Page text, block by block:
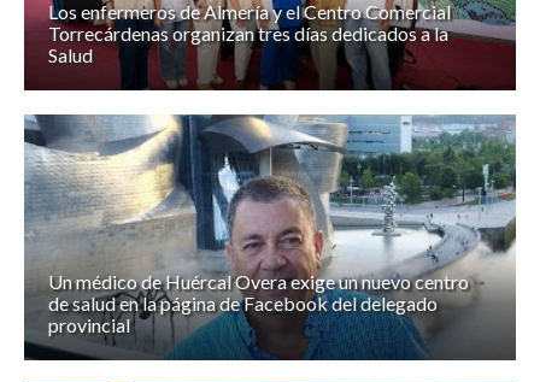
Los enfermeros de Almería y el Centro Comercial
Torrecárdenas organizan tres días dedicados a la
Salud
Un médico de Huércal Overa exige un nuevo centro
de salud en la página de Facebook del delegado
provincial